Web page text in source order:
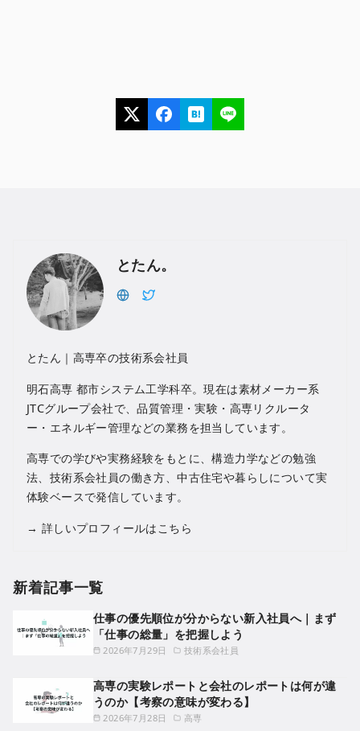
とたん。
とたん｜高専卒の技術系会社員
明石高専 都市システム工学科卒。現在は素材メーカー系
JTCグループ会社で、品質管理・実験・高専リクルータ
ー・エネルギー管理などの業務を担当しています。
高専での学びや実務経験をもとに、構造力学などの勉強
法、技術系会社員の働き方、中古住宅や暮らしについて実
体験ベースで発信しています。
→ 詳しいプロフィールはこちら
新着記事一覧
2026年7月29日 技術系会社員
仕事の優先順位が分からない新入社員へ｜まず
「仕事の総量」を把握しよう
2026年7月28日 高専
高専の実験レポートと会社のレポートは何が違
うのか【考察の意味が変わる】